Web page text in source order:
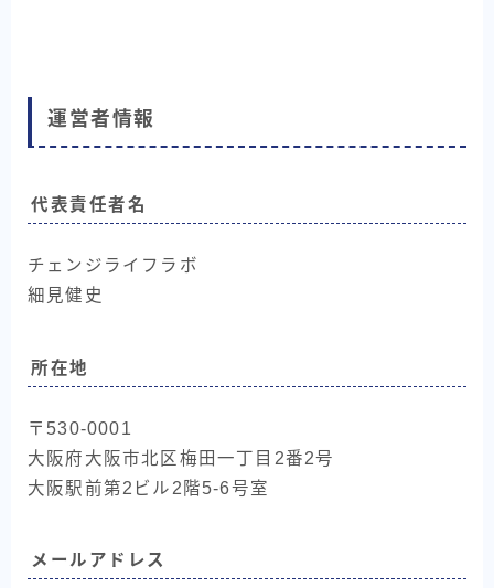
運営者情報
代表責任者名
チェンジライフラボ
細見健史
所在地
〒530-0001
大阪府大阪市北区梅田一丁目2番2号
大阪駅前第2ビル2階5-6号室
メールアドレス